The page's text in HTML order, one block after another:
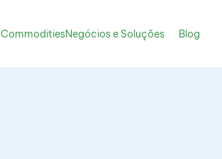
CommoditiesNegócios e Soluções Blog